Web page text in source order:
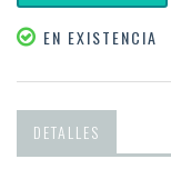
EN EXISTENCIA
DETALLES